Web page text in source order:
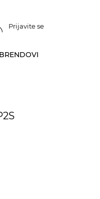
Prijavite se
BRENDOVI